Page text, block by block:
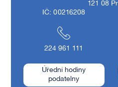
121 08
IČ: 00216208
224 961 111
Úřední hodiny
podatelny